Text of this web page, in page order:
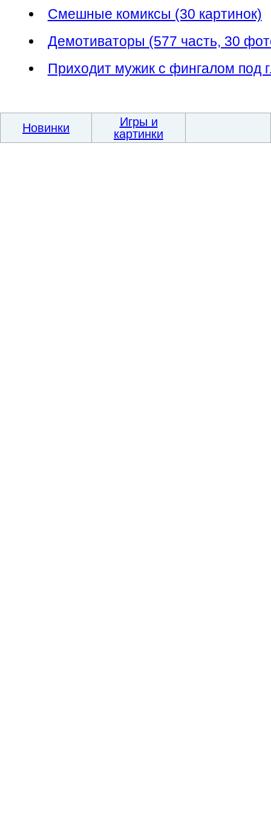
Смешные комиксы (30 картинок)
Демотиваторы (577 часть, 30
Приходит мужик с фингалом под
Новинки
Игры и
картинки